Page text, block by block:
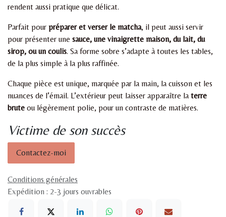
rendent aussi pratique que délicat.
Parfait pour préparer et verser le matcha, il peut aussi servir
pour présenter une sauce, une vinaigrette maison, du lait, du
sirop, ou un coulis. Sa forme sobre s’adapte à toutes les tables,
de la plus simple à la plus raffinée.
Chaque pièce est unique, marquée par la main, la cuisson et les
nuances de l’émail. L’extérieur peut laisser apparaître la terre
brute ou légèrement polie, pour un contraste de matières.
Victime de son succès
Contactez-moi
Conditions générales
Expédition : 2-3 jours ouvrables